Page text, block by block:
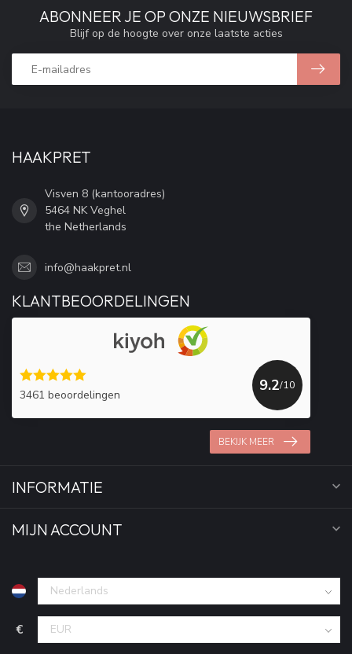
ABONNEER JE OP ONZE NIEUWSBRIEF
Blijf op de hoogte over onze laatste acties
HAAKPRET
Visven 8 (kantooradres)
5464 NK Veghel
the Netherlands
info@haakpret.nl
KLANTBEOORDELINGEN
3461 beoordelingen
9.2/10
BEKIJK MEER
INFORMATIE
MIJN ACCOUNT
€